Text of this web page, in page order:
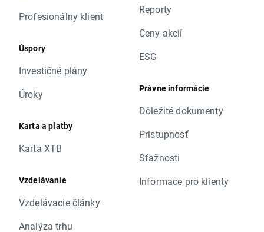
Profesionálny klient
Úspory
Investičné plány
Úroky
Karta a platby
Karta XTB
Vzdelávanie
Vzdelávacie články
Analýza trhu
Reporty
Ceny akcií
ESG
Právne informácie
Dôležité dokumenty
Prístupnosť
Sťažnosti
Informace pro klienty